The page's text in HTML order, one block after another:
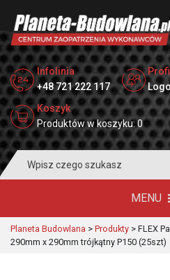
Infolinia
+48 721 222 117
Koszyk
Produktów w koszyku: 0
for:
MENU
Planeta Budowlana > Produkty > FLEX
290mm x 290mm trójkątny P150 (25szt)